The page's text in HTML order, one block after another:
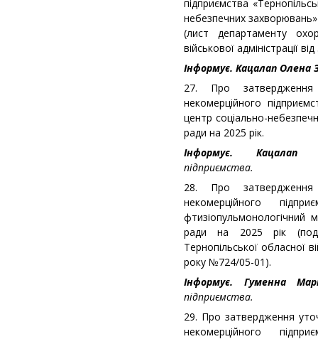
підприємства
небезпечних
(лист департаменту
військової адміністрації
Інформує. Кацалап Олена
27. Про
некомерційного
центр соціально-
ради на 2025 рік.
Інформує.
підприємства.
28. Про
некомерційного
фтизіопульмонологічний
ради на 2025 рік
Тернопільської обласної
року №724/05-01).
Інформує. Гуменна
підприємства.
29. Про затвердження
некомерційного